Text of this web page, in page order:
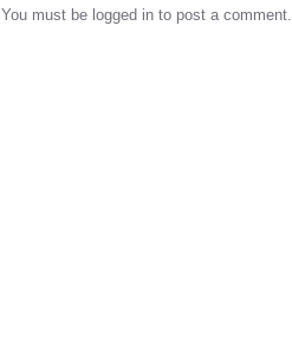
You must be logged in to post a comment.